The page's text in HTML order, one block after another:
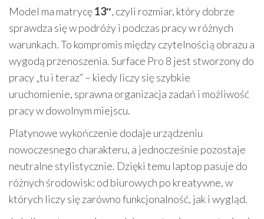
Model ma matrycę13″, czyli rozmiar, który dobrze
sprawdza się w podróży i podczas pracy w różnych
warunkach. To kompromis między czytelnością obrazu a
wygodą przenoszenia. Surface Pro 8 jest stworzony do
pracy „tu i teraz” – kiedy liczy się szybkie
uruchomienie, sprawna organizacja zadań i możliwość
pracy w dowolnym miejscu.
Platynowe wykończenie dodaje urządzeniu
nowoczesnego charakteru, a jednocześnie pozostaje
neutralne stylistycznie. Dzięki temu laptop pasuje do
różnych środowisk: od biurowych po kreatywne, w
których liczy się zarówno funkcjonalność, jak i wygląd.